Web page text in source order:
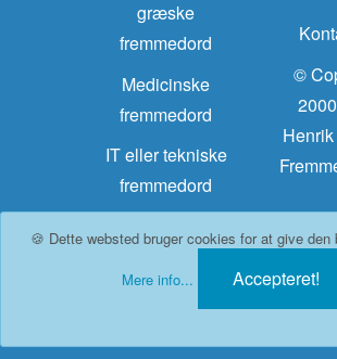
græske
fremmedord
Medicinske
fremmedord
IT eller tekniske
fremmedord
eller materiale
©
🍪 Dette websted bruger cookies for at give den
Mere info...
Accepteret!